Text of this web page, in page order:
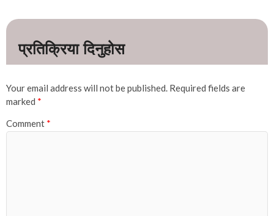
Your email address will not be published. Required fields are
marked *
Comment *